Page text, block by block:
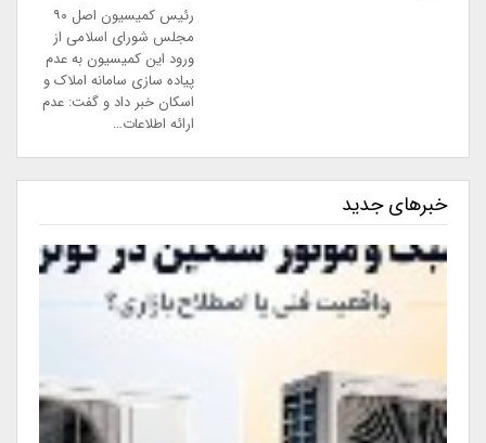
رئیس کمیسیون اصل ۹۰
مجلس شورای اسلامی از
ورود این کمیسیون به عدم
پیاده سازی سامانه املاک و
اسکان خبر داد و گفت: عدم
ارائه اطلاعات…
خبرهای جدید